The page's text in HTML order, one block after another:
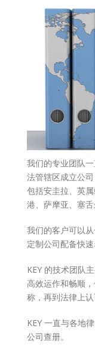
我们的专业团队
法管辖区成立公
包括安圭拉、英
港、萨摩亚、塞舌
我们的客户可以
定制公司配备快速
KEY 的技术团队
高效运作和畅顺
称，再到法律上认
KEY 一直与各地
公司查册。